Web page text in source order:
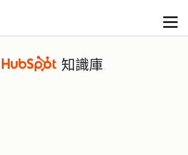
知識庫